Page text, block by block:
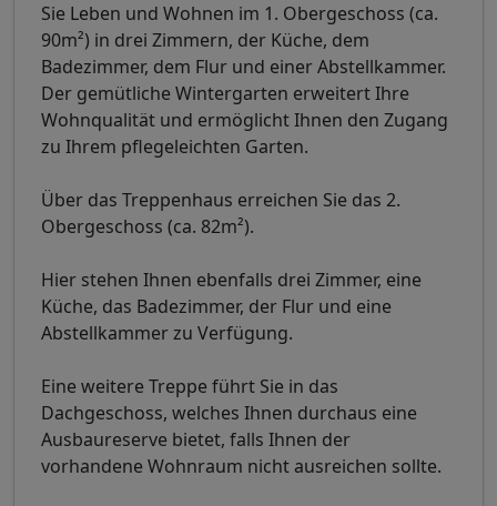
Sie Leben und Wohnen im 1. Obergeschoss (ca.
90m²) in drei Zimmern, der Küche, dem
Badezimmer, dem Flur und einer Abstellkammer.
Der gemütliche Wintergarten erweitert Ihre
Wohnqualität und ermöglicht Ihnen den Zugang
zu Ihrem pflegeleichten Garten.
Über das Treppenhaus erreichen Sie das 2.
Obergeschoss (ca. 82m²).
Hier stehen Ihnen ebenfalls drei Zimmer, eine
Küche, das Badezimmer, der Flur und eine
Abstellkammer zu Verfügung.
Eine weitere Treppe führt Sie in das
Dachgeschoss, welches Ihnen durchaus eine
Ausbaureserve bietet, falls Ihnen der
vorhandene Wohnraum nicht ausreichen sollte.